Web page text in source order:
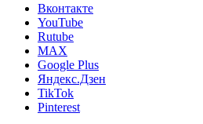
Вконтакте
YouTube
Rutube
MAX
Google Plus
Яндекс.Дзен
TikTok
Pinterest